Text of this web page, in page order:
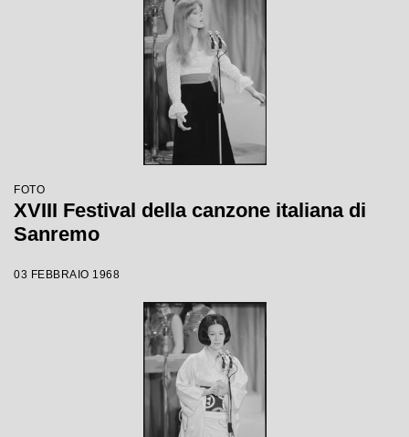
FOTO
XVIII Festival della canzone italiana di
Sanremo
03 FEBBRAIO 1968